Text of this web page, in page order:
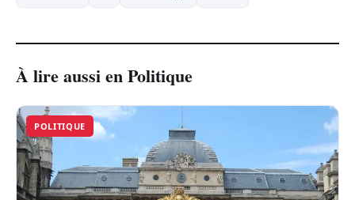
À lire aussi en Politique
POLITIQUE